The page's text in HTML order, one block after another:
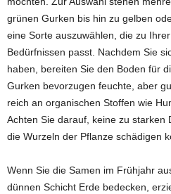
grünen Gurken bis hin zu gelben
eine Sorte auszuwählen, die zu
Bedürfnissen passt. Nachdem Sie
haben, bereiten Sie den Boden für
Gurken bevorzugen feuchte, aber
reich an organischen Stoffen wie
Achten Sie darauf, keine zu starken
die Wurzeln der Pflanze schädigen
Wenn Sie die Samen im Frühjahr
dünnen Schicht Erde bedecken,